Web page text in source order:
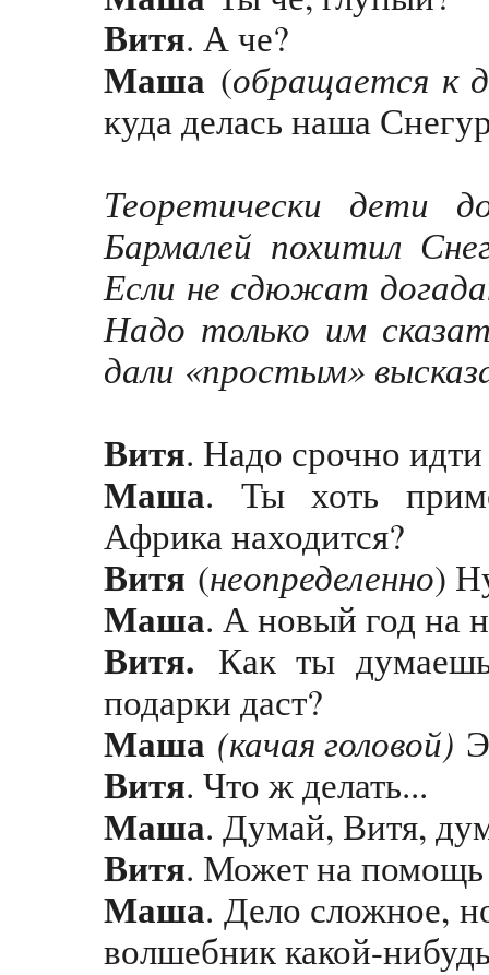
Витя. А че?
Маша (обращается к
куда делась наша
Теоретически дети
Бармалей похитил
Если не сдюжат
Надо только им
дали «простым»
Витя. Надо срочно
Маша. Ты хоть
Африка находится?
Витя (неопределенно)
Маша. А новый год на
Витя. Как ты
подарки даст?
Маша (качая головой)
Витя. Что ж делать...
Маша. Думай, Витя,
Витя. Может на помощь
Маша. Дело сложное,
волшебник какой-